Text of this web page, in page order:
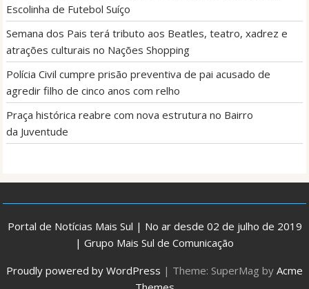
Escolinha de Futebol Suíço
Semana dos Pais terá tributo aos Beatles, teatro, xadrez e
atrações culturais no Nações Shopping
Polícia Civil cumpre prisão preventiva de pai acusado de
agredir filho de cinco anos com relho
Praça histórica reabre com nova estrutura no Bairro
da Juventude
Portal de Notícias Mais Sul | No ar desde 02 de julho de 2019
| Grupo Mais Sul de Comunicação
Proudly powered by WordPress | Theme: SuperMag by Acme